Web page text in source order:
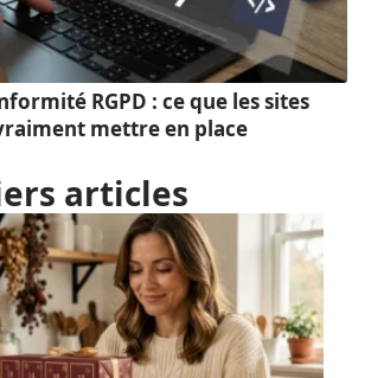
RGPD : ce que les sites
mettre en place
articles